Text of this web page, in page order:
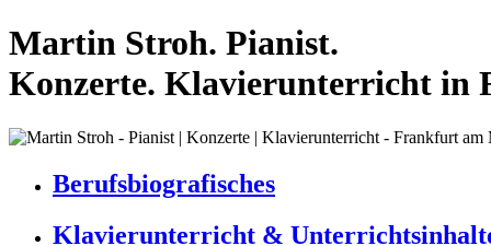
Martin Stroh. Pianist.
Konzerte. Klavierunterricht in
Berufsbiografisches
Klavierunterricht &